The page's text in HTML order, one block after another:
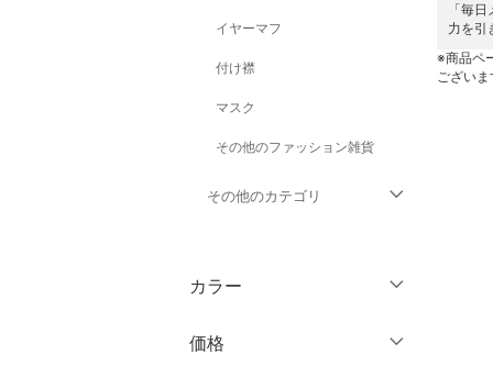
イヤーマフ
付け襟
マスク
その他のファッション雑貨
その他のカテゴリ
ジャケット・アウター
パンツ
カラー
価格
「毎
力を引
※商品ペ
ござい